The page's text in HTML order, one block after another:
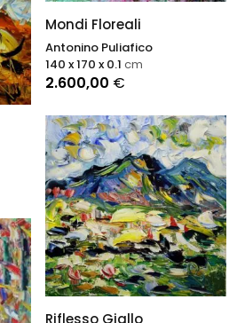
Mondi Floreali
Antonino Puliafico
2.600,00 €
140 x 170 x 0.1 cm